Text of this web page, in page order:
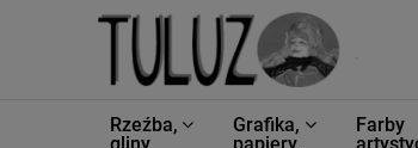
Rzeźba,
Grafika,
Farby